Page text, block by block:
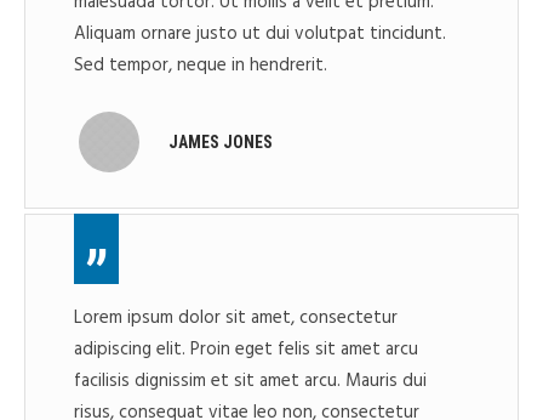
Aliquam ornare justo ut dui volutpat tincidunt.
Sed tempor, neque in hendrerit.
JAMES JONES
Lorem ipsum dolor sit amet, consectetur
adipiscing elit. Proin eget felis sit amet arcu
facilisis dignissim et sit amet arcu. Mauris dui
risus, consequat vitae leo non, consectetur